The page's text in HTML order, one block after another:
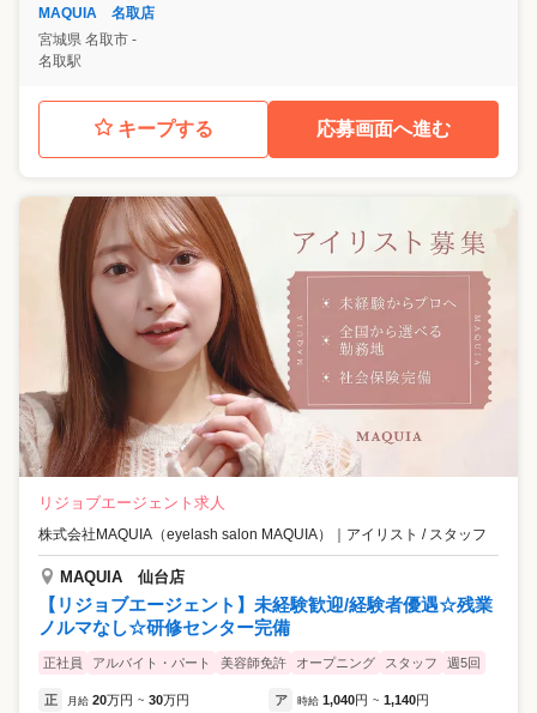
MAQUIA 名取店
宮城県 名取市 -
名取駅
キープする 応募画面へ進む
リジョブエージェント求人
株式会社MAQUIA（eyelash salon MAQUIA） アイリスト / スタッフ
MAQUIA 仙台店
【リジョブエージェント】未経験歓迎/経験者優遇☆残業
ノルマなし☆研修センター完備
正社員 アルバイト・パート 美容師免許 オープニング スタッフ 週5回
正 月給 20万円 ~ 30万円 ア 時給 1,040円 ~ 1,140円